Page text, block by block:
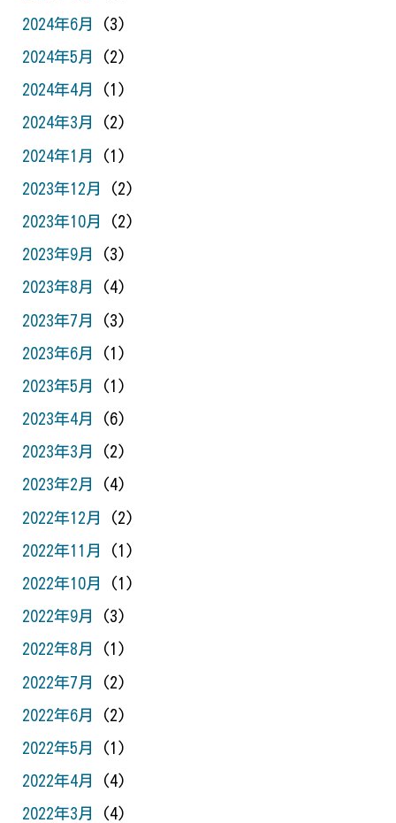
2024年6月 (3)
2024年5月 (2)
2024年4月 (1)
2024年3月 (2)
2024年1月 (1)
2023年12月 (2)
2023年10月 (2)
2023年9月 (3)
2023年8月 (4)
2023年7月 (3)
2023年6月 (1)
2023年5月 (1)
2023年4月 (6)
2023年3月 (2)
2023年2月 (4)
2022年12月 (2)
2022年11月 (1)
2022年10月 (1)
2022年9月 (3)
2022年8月 (1)
2022年7月 (2)
2022年6月 (2)
2022年5月 (1)
2022年4月 (4)
2022年3月 (4)